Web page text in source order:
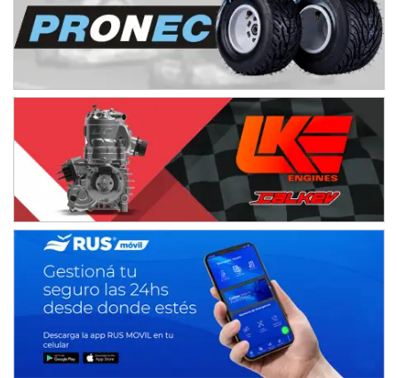
Ciudad de Avellaneda (Asfalto)
Avellaneda (Santa Fe)
Rufino (Santa Fe)
TUCUMANO - F5
Juan Navarro (Asfalto)
El Timbó (Tucumán)